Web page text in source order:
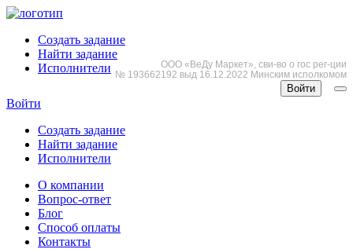
Создать задание
Найти задание
Исполнители
ООО «ВеДу Маркет», сви-во о гос рег-ции
№ 193662192 выд 16.12.2022 Минским исполкомом
Войти
Войти
Создать задание
Найти задание
Исполнители
О компании
Вопрос-ответ
Блог
Способ оплаты
Контакты